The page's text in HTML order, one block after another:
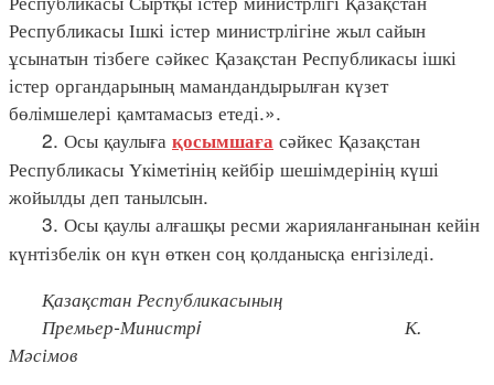
Республикасы Ішкі істер министрлігіне жыл сайын
ұсынатын тізбеге сәйкес Қазақстан Республикасы ішкі
істер органдарының мамандандырылған күзет
бөлімшелері қамтамасыз етеді.».
2. Осы қаулыға қосымшаға сәйкес Қазақстан
Республикасы Үкіметінің кейбір шешімдерінің күші
жойылды деп танылсын.
3. Осы қаулы алғашқы ресми жарияланғанынан кейін
күнтізбелік он күн өткен соң қолданысқа енгізіледі.
Қазақстан Республикасының
Премьер-Министрi К.
Мәсімов